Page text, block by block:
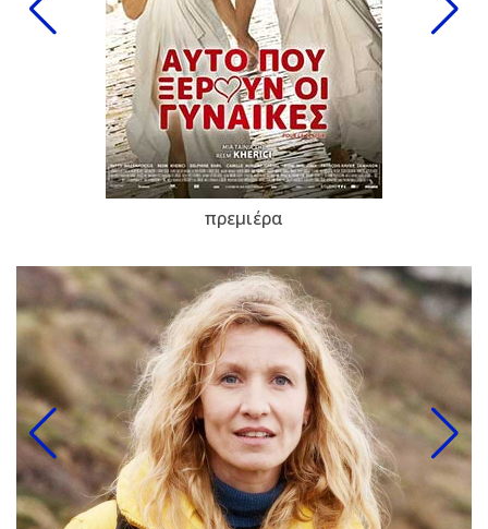
πρεμιέρα